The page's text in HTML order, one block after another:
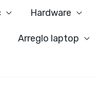
Hardware
Arreglo laptop